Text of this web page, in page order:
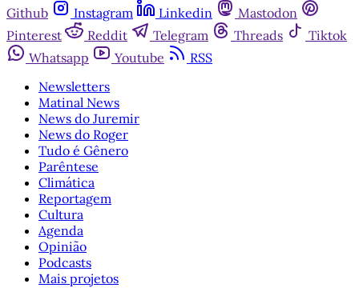
Github
Instagram Linkedin
Mastodon
Pinterest
Reddit Telegram Threads
Tiktok
Whatsapp
Youtube
RSS
Newsletters
Matinal News
News do Juremir
News do Roger
Tudo é Gênero
Parêntese
Climática
Reportagem
Cultura
Agenda
Opinião
Podcasts
Mais projetos